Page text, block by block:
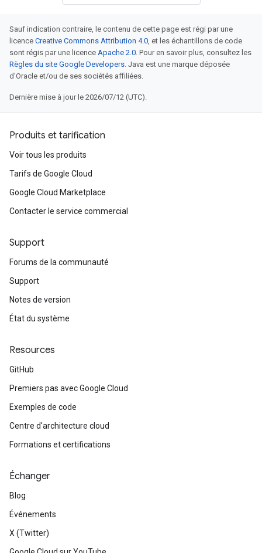
Sauf indication contraire, le contenu de cette page est régi par une
licence Creative Commons Attribution 4.0, et les échantillons de code
sont régis par une licence Apache 2.0. Pour en savoir plus, consultez les
Règles du site Google Developers. Java est une marque déposée
d'Oracle et/ou de ses sociétés affiliées.
Dernière mise à jour le 2026/07/12 (UTC).
Produits et tarification
Voir tous les produits
Tarifs de Google Cloud
Google Cloud Marketplace
Contacter le service commercial
Support
Forums de la communauté
Support
Notes de version
État du système
Resources
GitHub
Premiers pas avec Google Cloud
Exemples de code
Centre d'architecture cloud
Formations et certifications
Échanger
Blog
Événements
X (Twitter)